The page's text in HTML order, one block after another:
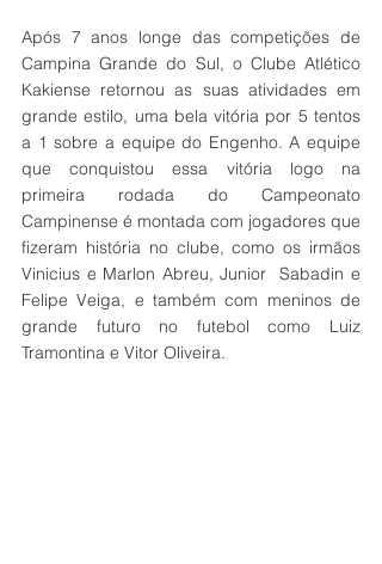
Após 7 anos longe das competições de
Campina Grande do Sul, o Clube Atlético
Kakiense retornou as suas atividades em
grande estilo, uma bela vitória por 5 tentos
a 1 sobre a equipe do Engenho. A equipe
que conquistou essa vitória logo na
primeira rodada do Campeonato
Campinense é montada com jogadores que
fizeram história no clube, como os irmãos
Vinicius e Marlon Abreu, Junior  Sabadin e
Felipe Veiga, e também com meninos de
grande futuro no futebol como Luiz
Tramontina e Vitor Oliveira.